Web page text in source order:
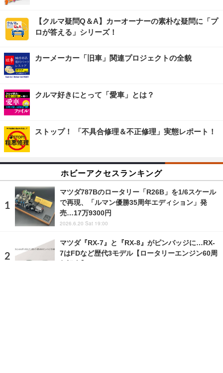
【クルマ疑問Q＆A】カーオーナーの素朴な疑問に「プ
ロが答える」シリーズ！
カーメーカー「旧車」関連プロジェクトの全貌
クルマ好きにとって「愛車」とは？
ストップ！ 「不具合修理＆不正修理」実態レポート！
ホビーアクセスランキング
マツダ787Bのロータリー「R26B」を1/6スケール
で再現、「ルマン優勝35周年エディション」発
売…17万9300円
2026.6.20 Sat 19:00
マツダ『RX-7』と『RX-8』がピンバッジに…RX-
7はFDなど歴代3モデル【ロータリーエンジン60周
年記念】